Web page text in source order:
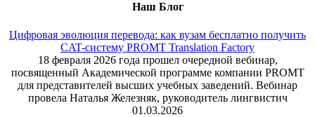
Наш Блог
Цифровая эволюция перевода: как вузам бесплатно получить
CAT-систему PROMT Translation Factory
18 февраля 2026 года прошел очередной вебинар,
посвященный Академической программе компании PROMT
для представителей высших учебных заведений. Вебинар
провела Наталья Железняк, руководитель лингвистич
01.03.2026